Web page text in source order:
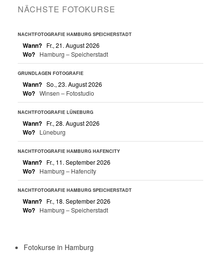
NÄCHSTE FOTOKURSE
NACHTFOTOGRAFIE HAMBURG SPEICHERSTADT
Wann? Fr., 21. August 2026
Wo? Hamburg – Speicherstadt
GRUNDLAGEN FOTOGRAFIE
Wann? So., 23. August 2026
Wo? Winsen – Fotostudio
NACHTFOTOGRAFIE LÜNEBURG
Wann? Fr., 28. August 2026
Wo? Lüneburg
NACHTFOTOGRAFIE HAMBURG HAFENCITY
Wann? Fr., 11. September 2026
Wo? Hamburg – Hafencity
NACHTFOTOGRAFIE HAMBURG SPEICHERSTADT
Wann? Fr., 18. September 2026
Wo? Hamburg – Speicherstadt
Fotokurse in Hamburg